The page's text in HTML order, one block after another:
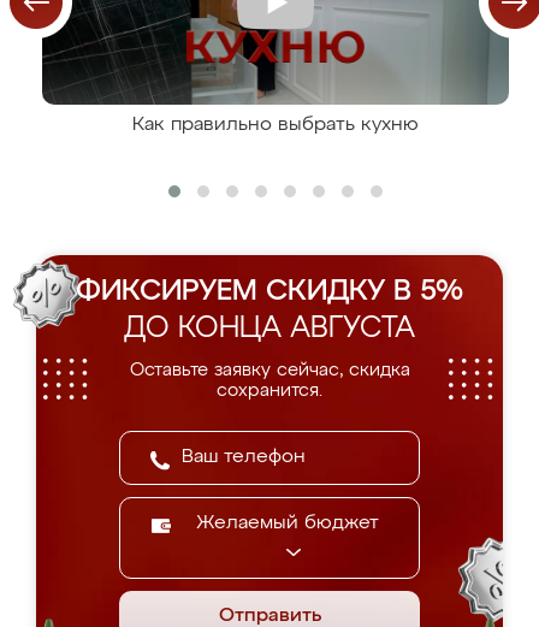
Как правильно выбрать кухню
ФИКСИРУЕМ СКИДКУ В 5%
ДО КОНЦА АВГУСТА
Оставьте заявку сейчас, скидка
сохранится.
Желаемый бюджет
Отправить